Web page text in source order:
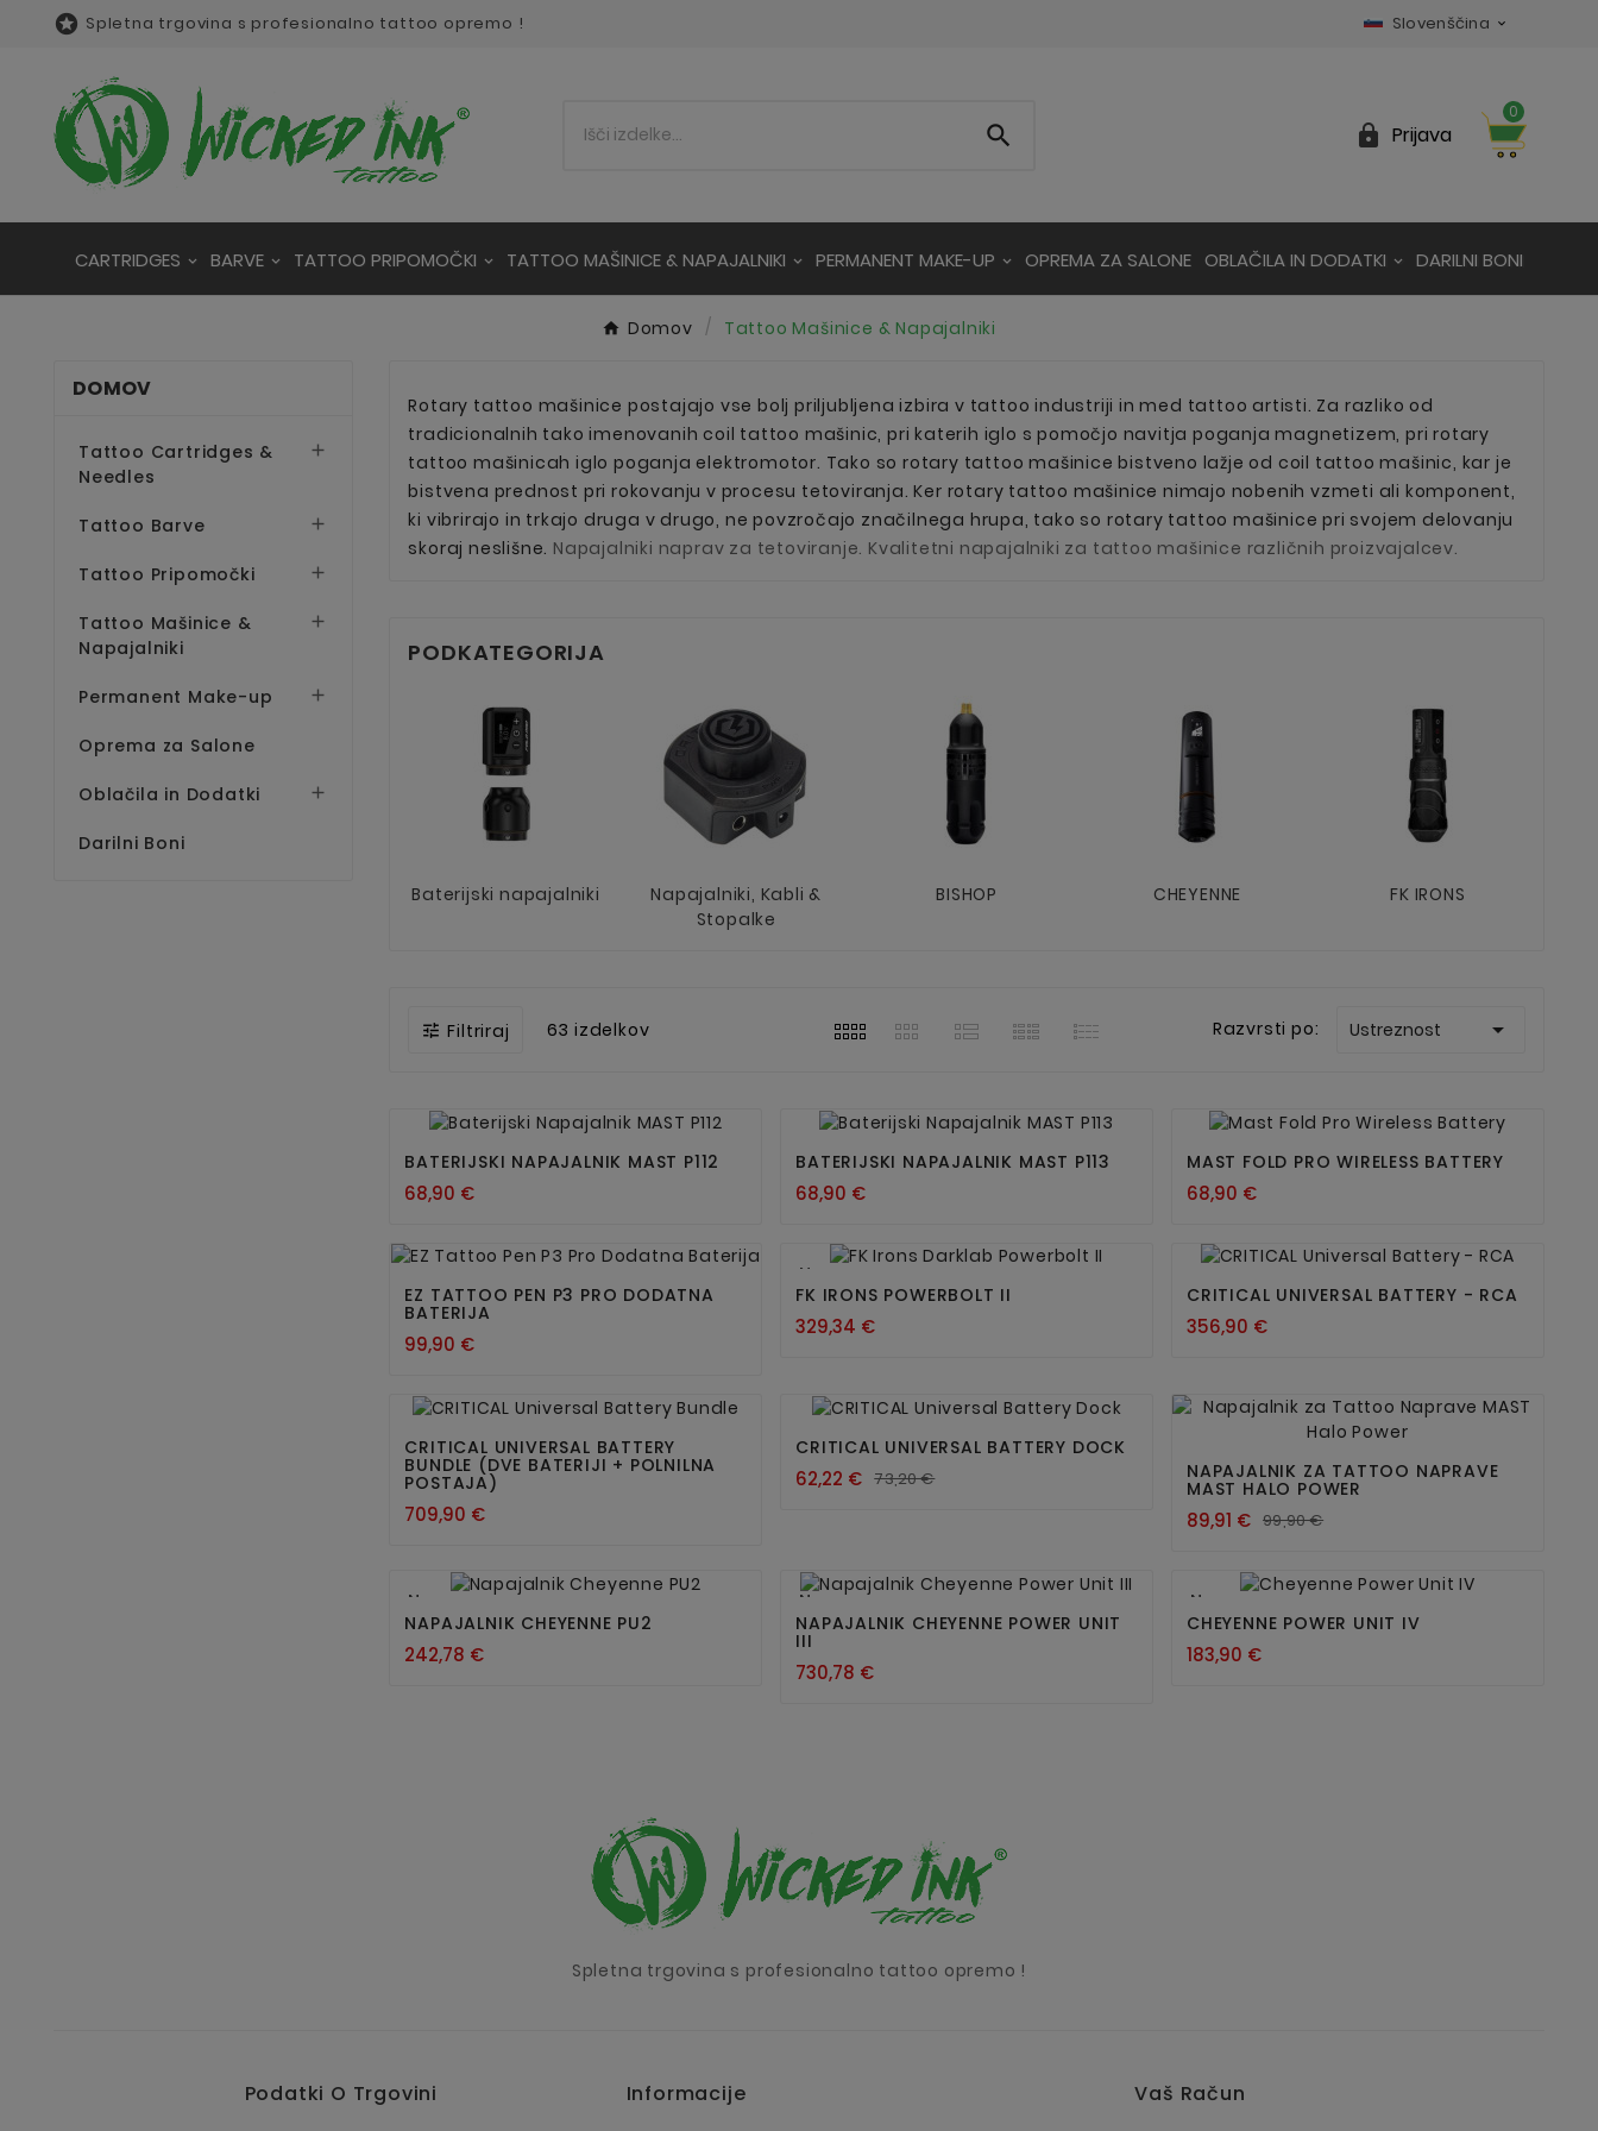
 Spletna trgovina s profesionalno tattoo opremo ! Slovenščina 
  Prijava
0
CARTRIDGES BARVE TATTOO PRIPOMOČKI TATTOO MAŠINICE & NAPAJALNIKI PERMANENT MAKE-UP OPREMA ZA SALONE OBLAČILA IN DODATKI DARILNI BONI
Domov Tattoo Mašinice & Napajalniki
DOMOV
Tattoo Cartridges &
Needles

Tattoo Barve 
Tattoo Pripomočki 
Tattoo Mašinice &
Napajalniki

Permanent Make-up 
Oprema za Salone
Oblačila in Dodatki 
Darilni Boni
Rotary tattoo mašinice postajajo vse bolj priljubljena izbira v tattoo industriji in med tattoo artisti. Za razliko od
tradicionalnih tako imenovanih coil tattoo mašinic, pri katerih iglo s pomočjo navitja poganja magnetizem, pri rotary
tattoo mašinicah iglo poganja elektromotor. Tako so rotary tattoo mašinice bistveno lažje od coil tattoo mašinic, kar je
bistvena prednost pri rokovanju v procesu tetoviranja. Ker rotary tattoo mašinice nimajo nobenih vzmeti ali komponent,
ki vibrirajo in trkajo druga v drugo, ne povzročajo značilnega hrupa, tako so rotary tattoo mašinice pri svojem delovanju
skoraj neslišne. Napajalniki naprav za tetoviranje. Kvalitetni napajalniki za tattoo mašinice različnih proizvajalcev.
PODKATEGORIJA
Baterijski napajalniki
Napajalniki, Kabli &
Stopalke
BISHOP CHEYENNE FK IRONS
 Filtriraj 63 izdelkov Razvrsti po: Ustreznost 
 
BATERIJSKI NAPAJALNIK MAST P112
68,90 €
 
BATERIJSKI NAPAJALNIK MAST P113
68,90 €
 
MAST FOLD PRO WIRELESS BATTERY
68,90 €
 
EZ TATTOO PEN P3 PRO DODATNA
BATERIJA
99,90 €
Nov
 
FK IRONS POWERBOLT II
329,34 €
 
CRITICAL UNIVERSAL BATTERY - RCA
356,90 €
 
CRITICAL UNIVERSAL BATTERY
BUNDLE (DVE BATERIJI + POLNILNA
POSTAJA)
709,90 €
 
CRITICAL UNIVERSAL BATTERY DOCK
62,22 € 73,20 €

NAPAJALNIK ZA TATTOO NAPRAVE
MAST HALO POWER
89,91 € 99,90 €
Nov

NAPAJALNIK CHEYENNE PU2
242,78 €
Nov

NAPAJALNIK CHEYENNE POWER UNIT
III
730,78 €
Nov
CHEYENNE POWER UNIT IV
183,90 €
Spletna trgovina s profesionalno tattoo opremo !
Podatki O Trgovini Informacije Vaš Račun